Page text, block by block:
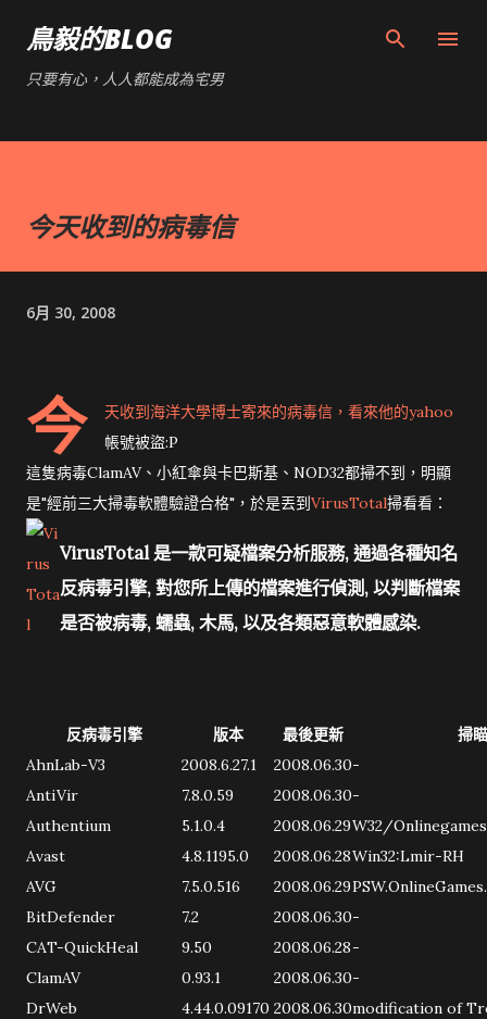
鳥毅的BLOG
只要有心，人人都能成為宅男
今天收到的病毒信
6月 30, 2008
今
天收到海洋大學博士寄來的病毒信，看來他的yahoo
帳號被盜:P
這隻病毒ClamAV、小紅傘與卡巴斯基、NOD32都掃不到，明顯
是"經前三大掃毒軟體驗證合格"，於是丟到VirusTotal掃看看：
VirusTotal 是一款可疑檔案分析服務, 通過各種知名
反病毒引擎, 對您所上傳的檔案進行偵測, 以判斷檔案
是否被病毒, 蠕蟲, 木馬, 以及各類惡意軟體感染.
反病毒引擎 版本 最後更新
掃
AhnLab-V3
2008.6.27.1 2008.06.30-
AntiVir
7.8.0.59 2008.06.30-
Authentium
5.1.0.4 2008.06.29W32/
Avast
4.8.1195.0 2008.06.28Win32:Lmir-RH
AVG
7.5.0.516 2008.06.29
BitDefender
7.2 2008.06.30-
CAT-QuickHeal
9.50 2008.06.28-
ClamAV
0.93.1 2008.06.30-
DrWeb
4.44.0.09170 2008.06.30modification of